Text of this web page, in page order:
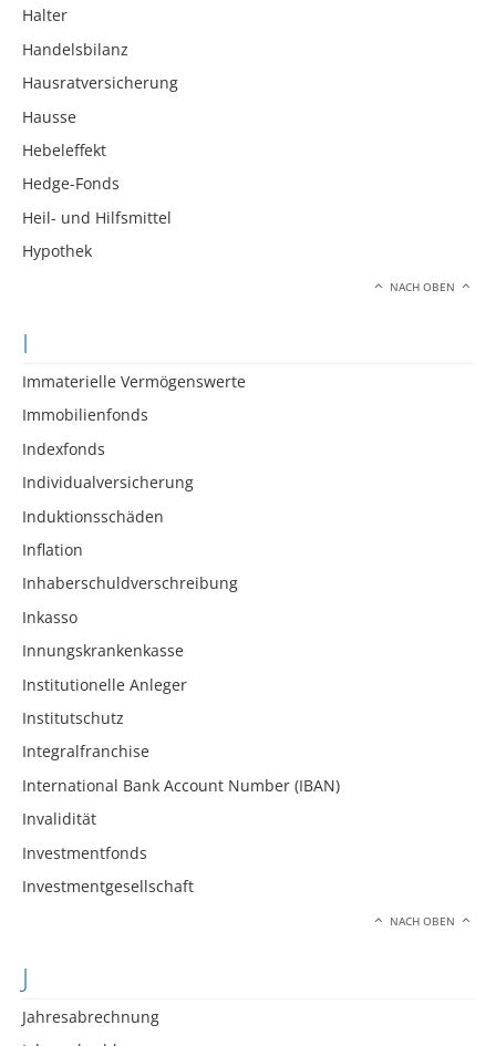
Halter
Handelsbilanz
Hausratversicherung
Hausse
Hebeleffekt
Hedge-Fonds
Heil- und Hilfsmittel
Hypothek
NACH OBEN
I
Immaterielle Vermögenswerte
Immobilienfonds
Indexfonds
Individualversicherung
Induktionsschäden
Inflation
Inhaberschuldverschreibung
Inkasso
Innungskrankenkasse
Institutionelle Anleger
Institutschutz
Integralfranchise
International Bank Account Number (IBAN)
Invalidität
Investmentfonds
Investmentgesellschaft
NACH OBEN
J
Jahresabrechnung